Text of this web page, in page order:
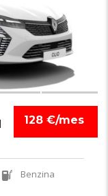
128 €/mes
Benzina